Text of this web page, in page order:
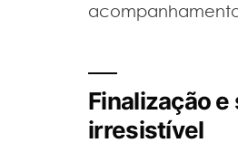
Finalização
irresistível